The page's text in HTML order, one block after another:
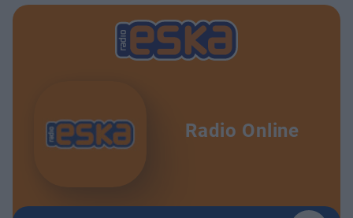
Radio Online